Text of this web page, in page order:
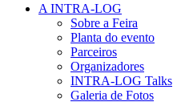
A INTRA-LOG
Sobre a Feira
Planta do evento
Parceiros
Organizadores
INTRA-LOG Talks
Galeria de Fotos